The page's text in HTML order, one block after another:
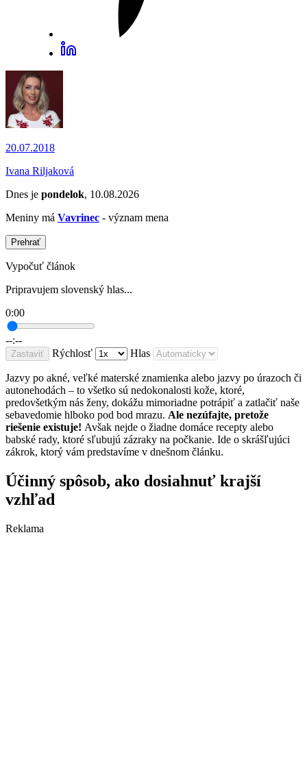
20.07.2018
Ivana Riljaková
Dnes je pondelok, 10.08.2026
Meniny má Vavrinec - význam mena
Prehrať
Vypočuť článok
Pripravujem slovenský hlas...
0:00
--:--
Zastaviť Rýchlosť Hlas
Jazvy po akné, veľké materské znamienka alebo jazvy po úrazoch či
autonehodách – to všetko sú nedokonalosti kože, ktoré,
predovšetkým nás ženy, dokážu mimoriadne potrápiť a zatlačiť naše
sebavedomie hlboko pod bod mrazu. Ale nezúfajte, pretože
riešenie existuje! Avšak nejde o žiadne domáce recepty alebo
babské rady, ktoré sľubujú zázraky na počkanie. Ide o skrášľujúci
zákrok, ktorý vám predstavíme v dnešnom článku.
Účinný spôsob, ako dosiahnuť krajší
vzhľad
Reklama